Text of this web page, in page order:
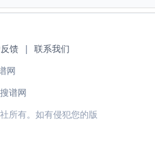
馈 联系我们
网
谱网
所有。如有侵犯您的版